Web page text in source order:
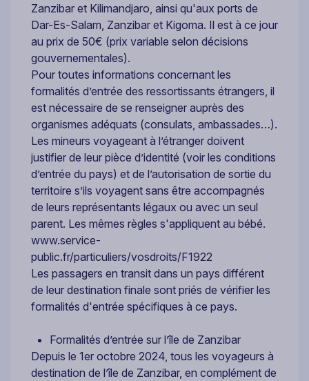
Zanzibar et Kilimandjaro, ainsi qu'aux ports de
Dar-Es-Salam, Zanzibar et Kigoma. Il est à ce jour
au prix de 50€ (prix variable selon décisions
gouvernementales).
Pour toutes informations concernant les
formalités d’entrée des ressortissants étrangers, il
est nécessaire de se renseigner auprès des
organismes adéquats (consulats, ambassades…).
Les mineurs voyageant à l’étranger doivent
justifier de leur pièce d’identité (voir les conditions
d’entrée du pays) et de l’autorisation de sortie du
territoire s’ils voyagent sans être accompagnés
de leurs représentants légaux ou avec un seul
parent. Les mêmes règles s'appliquent au bébé.
www.service-
public.fr/particuliers/vosdroits/F1922
Les passagers en transit dans un pays différent
de leur destination finale sont priés de vérifier les
formalités d'entrée spécifiques à ce pays.
Formalités d’entrée sur l’île de Zanzibar
Depuis le 1er octobre 2024, tous les voyageurs à
destination de l’île de Zanzibar, en complément de